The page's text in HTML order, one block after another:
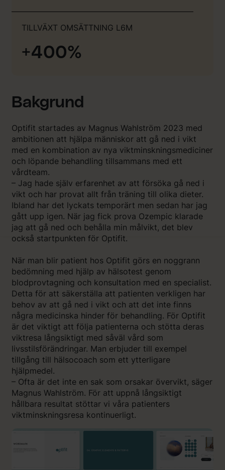
TILLVÄXT OMSÄTTNING L6M
+400%
Bakgrund
Optifit startades av Magnus Wahlström 2023 med
ambitionen att hjälpa människor att gå ned i vikt
med en kombination av nya viktminskningsmediciner
och löpande behandling tillsammans med ett
vårdteam.
– Jag hade själv erfarenhet av att försöka gå ned i
vikt och har provat allt från träning till olika dieter.
Ibland har det lyckats temporärt men sedan har jag
gått upp igen. När jag fick prova Ozempic klarade
jag att gå ned och behålla min målvikt, det blev
också startpunkten för Optifit.
När man blir patient hos Optifit görs en noggrann
bedömning med hjälp av hälsotest genom
blodprovtagning och konsultation med en specialist.
Detta för att säkerställa att patienten verkligen har
behov av att gå ned i vikt och att det inte finns
några medicinska hinder för behandling. För Optifit
är det viktigt att följa patienterna och stötta deras
viktresa långsiktigt med såväl vård som
livsstilsförändringar. Man erbjuder till exempel
tillgång till hälsocoach som ett ytterligare
hjälpmedel.
– Ofta är det inte en sak som orsakar övervikt, säger
Magnus Wahlström. För att uppnå långsiktigt
hållbara resultat stöttar vi våra patienters
viktminskningsresa kontinuerligt.